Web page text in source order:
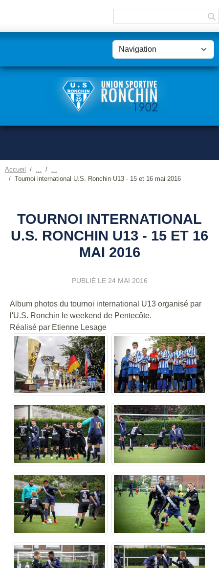
Accueil
Tournoi international U.S. Ronchin U13 - 15 et 16 mai 2016
TOURNOI INTERNATIONAL
U.S. RONCHIN U13 - 15 ET 16
MAI 2016
PUBLIÉ LE 24 MAI 2016
Album photos du tournoi international U13 organisé par
l'U.S. Ronchin le weekend de Pentecôte.
Réalisé par Etienne Lesage